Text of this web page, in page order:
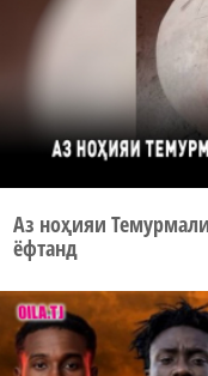
Аз ноҳияи
ёфтанд